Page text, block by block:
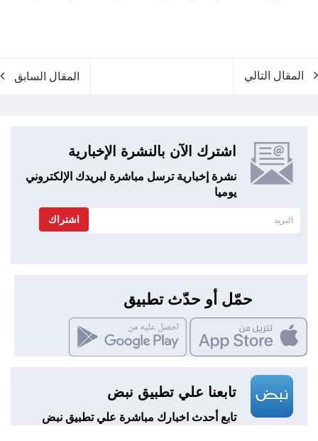
المقال التالي المقال السابق
اشترك الآن بالنشرة الإخبارية
نشرة إخبارية ترسل مباشرة لبريدك الإلكتروني
يوميا
اشتراك
حمّل أو حدّث تطبيق
تابعنا علي تطبيق نبض
تابع أحدث اخبارك مباشرة علي تطبيق نبض